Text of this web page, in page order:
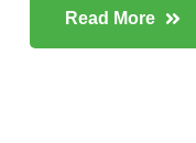
Read More